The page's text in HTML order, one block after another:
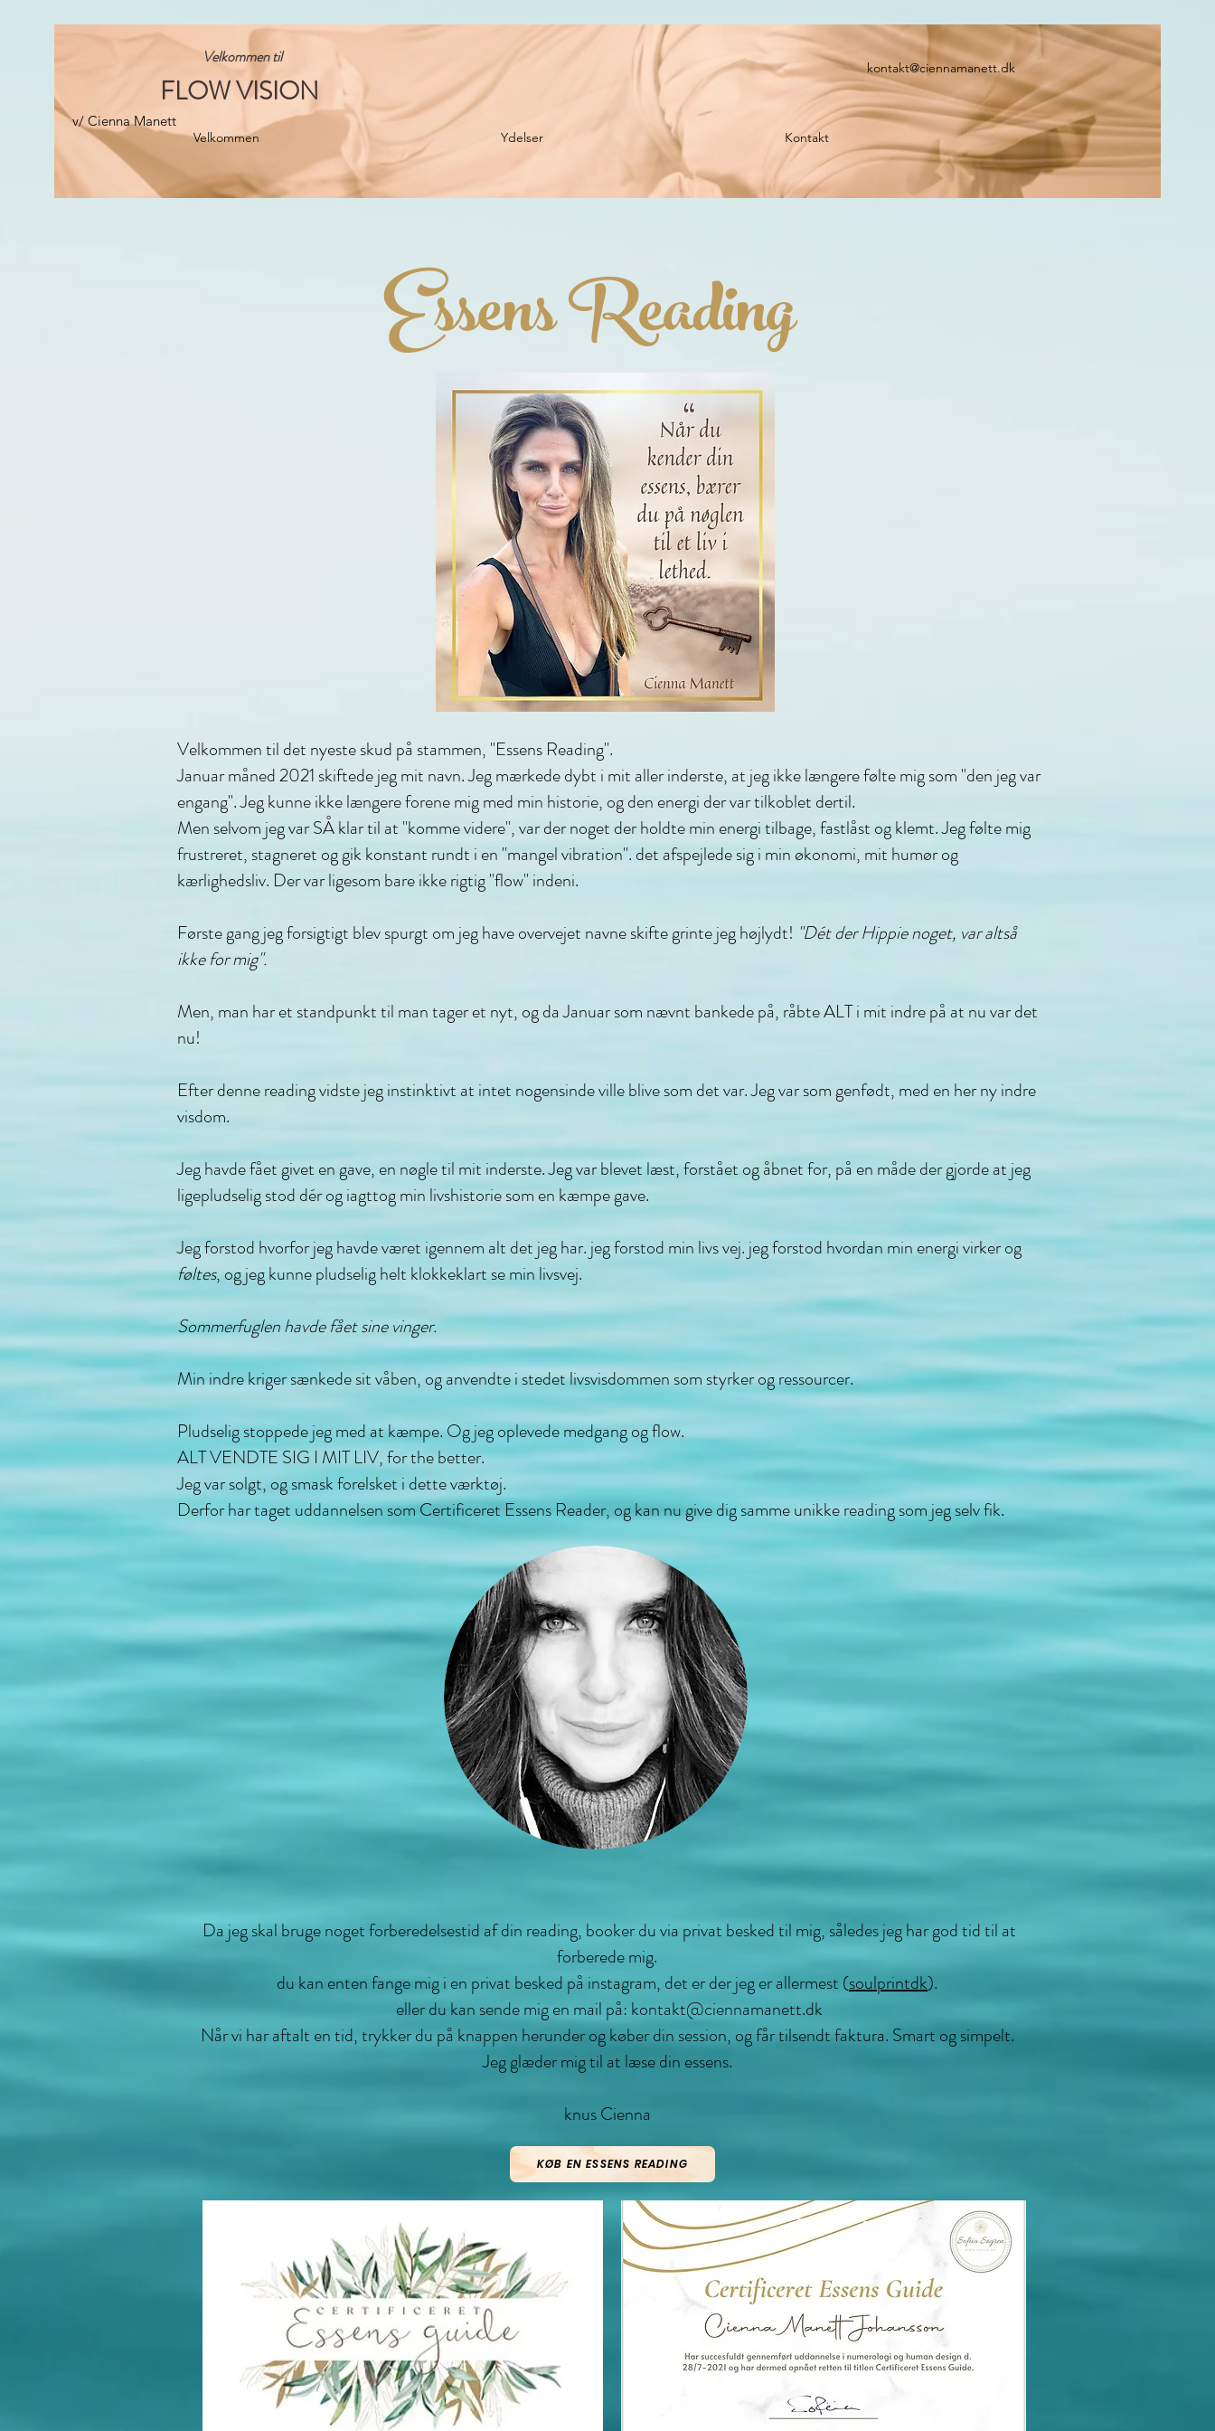
Velkommen til
FLOW VISION
v/ Cienna Manett
kontakt@ciennamanett.dk
Velkommen Ydelser Kontakt
Essens Reading
Velkommen til det nyeste skud på stammen, "Essens Reading".
Januar måned 2021 skiftede jeg mit navn. Jeg mærkede dybt i mit aller inderste, at jeg ikke længere følte mig som "den jeg var
engang". Jeg kunne ikke længere forene mig med min historie, og den energi der var tilkoblet dertil.
Men selvom jeg var SÅ klar til at "komme videre", var der noget der holdte min energi tilbage, fastlåst og klemt. Jeg følte mig
frustreret, stagneret og gik konstant rundt i en "mangel vibration". det afspejlede sig i min økonomi, mit humør og
kærlighedsliv. Der var ligesom bare ikke rigtig "flow" indeni.
Første gang jeg forsigtigt blev spurgt om jeg have overvejet navne skifte grinte jeg højlydt! "Dét der Hippie noget, var altså
ikke for mig".
Men, man har et standpunkt til man tager et nyt, og da Januar som nævnt bankede på, råbte ALT i mit indre på at nu var det
nu!
Efter denne reading vidste jeg instinktivt at intet nogensinde ville blive som det var. Jeg var som genfødt, med en her ny indre
visdom.
Jeg havde fået givet en gave, en nøgle til mit inderste. Jeg var blevet læst, forstået og åbnet for, på en måde der gjorde at jeg
ligepludselig stod dér og iagttog min livshistorie som en kæmpe gave.
Jeg forstod hvorfor jeg havde været igennem alt det jeg har. jeg forstod min livs vej. jeg forstod hvordan min energi virker og
føltes, og jeg kunne pludselig helt klokkeklart se min livsvej.
Sommerfuglen havde fået sine vinger.
Min indre kriger sænkede sit våben, og anvendte i stedet livsvisdommen som styrker og ressourcer.
Pludselig stoppede jeg med at kæmpe. Og jeg oplevede medgang og flow.
ALT VENDTE SIG I MIT LIV, for the better.
Jeg var solgt, og smask forelsket i dette værktøj.
Derfor har taget uddannelsen som Certificeret Essens Reader, og kan nu give dig samme unikke reading som jeg selv fik.
Da jeg skal bruge noget forberedelsestid af din reading, booker du via privat besked til mig, således jeg har god tid til at
forberede mig.
du kan enten fange mig i en privat besked på instagram, det er der jeg er allermest (soulprintdk).
eller du kan sende mig en mail på: kontakt@ciennamanett.dk
Når vi har aftalt en tid, trykker du på knappen herunder og køber din session, og får tilsendt faktura. Smart og simpelt.
Jeg glæder mig til at læse din essens.
knus Cienna
KØB EN ESSENS READING